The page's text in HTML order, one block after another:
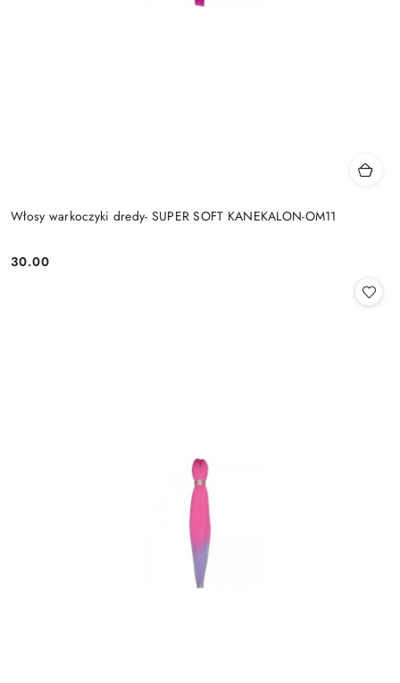
Włosy warkoczyki dredy- SUPER SOFT KANEKALON-OM11
Cena:
30.00